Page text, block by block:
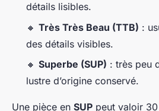
détails lisibles.
🔸 Très Très Beau (TTB) :
des détails visibles.
🔸 Superbe (SUP) : très peu
lustre d’origine conservé.
Une pièce en SUP peut valoir